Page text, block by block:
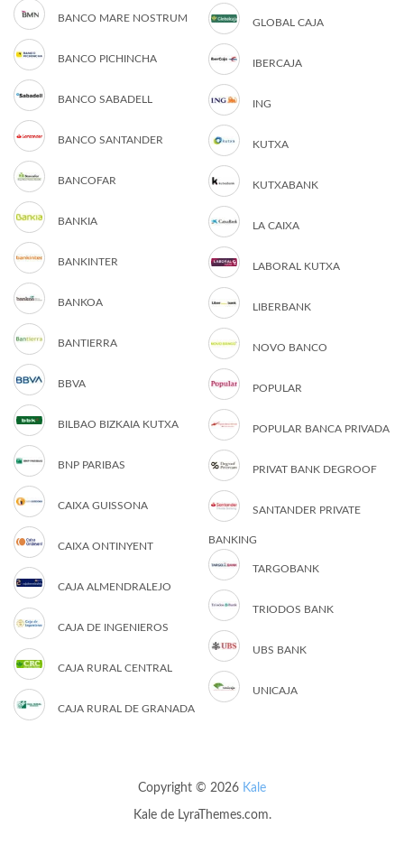
BANCO MARE NOSTRUM
BANCO PICHINCHA
BANCO SABADELL
BANCO SANTANDER
BANCOFAR
BANKIA
BANKINTER
BANKOA
BANTIERRA
BBVA
BILBAO BIZKAIA KUTXA
BNP PARIBAS
CAIXA GUISSONA
CAIXA ONTINYENT
CAJA ALMENDRALEJO
CAJA DE INGENIEROS
CAJA RURAL CENTRAL
CAJA RURAL DE GRANADA
GLOBAL CAJA
IBERCAJA
ING
KUTXA
KUTXABANK
LA CAIXA
LABORAL KUTXA
LIBERBANK
NOVO BANCO
POPULAR
POPULAR BANCA PRIVADA
PRIVAT BANK DEGROOF
SANTANDER PRIVATE
BANKING
TARGOBANK
TRIODOS BANK
UBS BANK
UNICAJA
Copyright © 2026 Kale
Kalede LyraThemes.com.